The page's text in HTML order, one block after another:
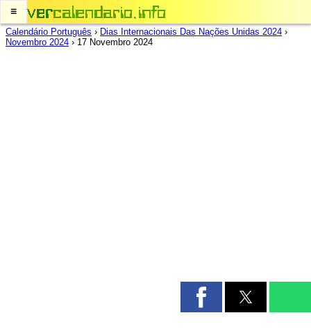
≡
Calendário Português › Dias Internacionais Das Nações Unidas 2024 ›
Novembro 2024 › 17 Novembro 2024